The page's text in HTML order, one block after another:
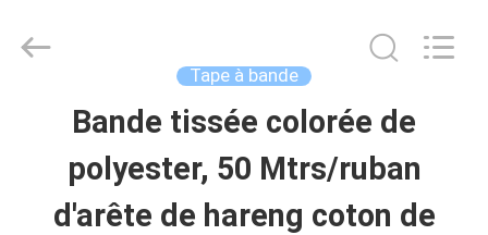
APERÇU
PRODUITS
T&K
Tape à bande
Bande tissée colorée de
polyester, 50 Mtrs/ruban
d'arête de hareng coton de